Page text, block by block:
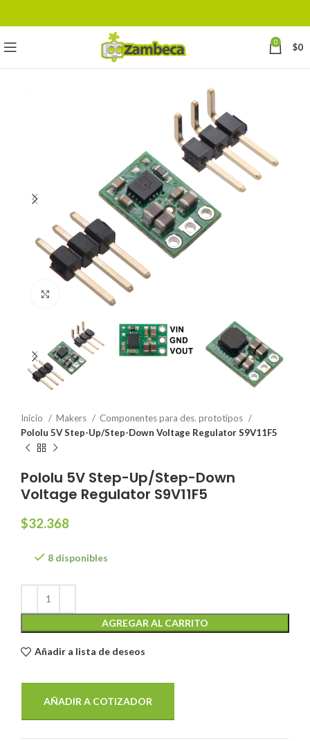
0 $0
Click to enlarge
Inicio Makers
Componentes para des. prototipos
Pololu 5V Step-Up/Step-Down Voltage Regulator S9V11F5
Pololu 5V Step-Up/Step-Down
Voltage Regulator S9V11F5
$32.368
8 disponibles
AGREGAR AL CARRITO
Añadir a lista de deseos
AÑADIR A COTIZADOR